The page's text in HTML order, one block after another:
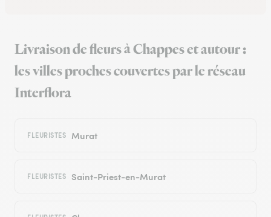
Livraison de fleurs à Chappes et autour :
les villes proches couvertes par le réseau
Interflora
FLEURISTES Murat
FLEURISTES Saint-Priest-en-Murat